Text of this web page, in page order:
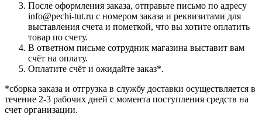
После оформления заказа, отправьте письмо по адресу
info@pechi-tut.ru с номером заказа и реквизитами для
выставления счета и пометкой, что вы хотите оплатить
товар по счету.
В ответном письме сотрудник магазина выставит вам
счёт на оплату.
Оплатите счёт и ожидайте заказ*.
*сборка заказа и отгрузка в службу доставки осуществляется в
течение 2-3 рабочих дней с момента поступления средств на
счет организации.